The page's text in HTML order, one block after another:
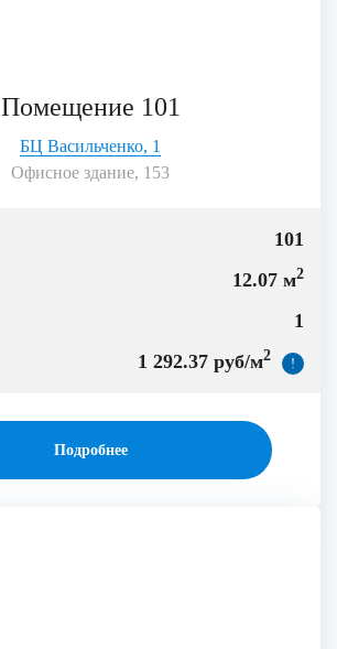
Помещение 101
БЦ Васильченко, 1
Офисное здание, 153
101
12.07 м2
1
1 292.37 руб/м2 !
Подробнее